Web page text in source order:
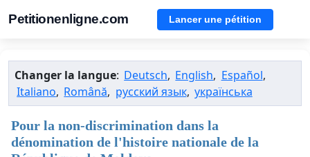
Petitionenligne.com Lancer une pétition
Changer la langue: Deutsch, English, Español,
Italiano, Română, русский язык, українська
Pour la non-discrimination dans la
dénomination de l'histoire nationale de la